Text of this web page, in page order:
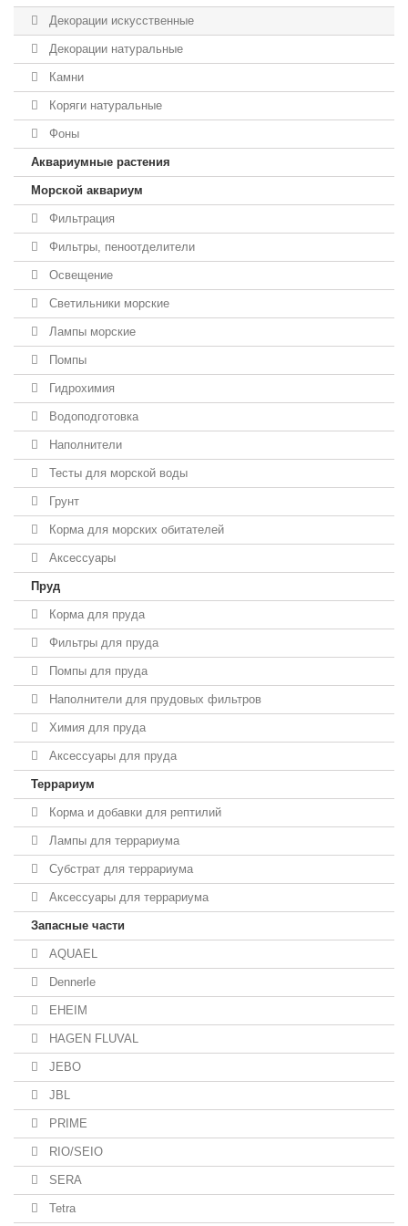
Декорации искусственные
Декорации натуральные
Камни
Коряги натуральные
Фоны
Аквариумные растения
Морской аквариум
Фильтрация
Фильтры, пеноотделители
Освещение
Светильники морские
Лампы морские
Помпы
Гидрохимия
Водоподготовка
Наполнители
Тесты для морской воды
Грунт
Корма для морских обитателей
Аксессуары
Пруд
Корма для пруда
Фильтры для пруда
Помпы для пруда
Наполнители для прудовых фильтров
Химия для пруда
Аксессуары для пруда
Террариум
Корма и добавки для рептилий
Лампы для террариума
Субстрат для террариума
Аксессуары для террариума
Запасные части
AQUAEL
Dennerle
EHEIM
HAGEN FLUVAL
JEBO
JBL
PRIME
RIO/SEIO
SERA
Tetra